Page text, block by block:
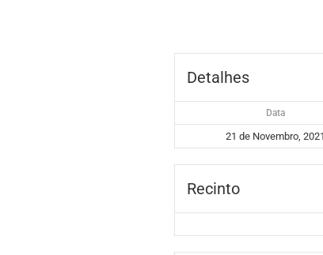
Detalhes
Data
21 de Novembro, 2021
Recinto